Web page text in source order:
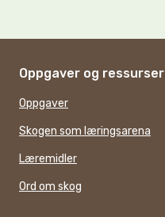
Oppgaver og ressurser
Oppgaver
Skogen som læringsarena
Læremidler
Ord om skog